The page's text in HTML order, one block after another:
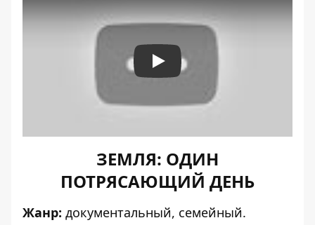
Play
ЗЕМЛЯ: ОДИН
ПОТРЯСАЮЩИЙ ДЕНЬ
Жанр: документальный, семейный.